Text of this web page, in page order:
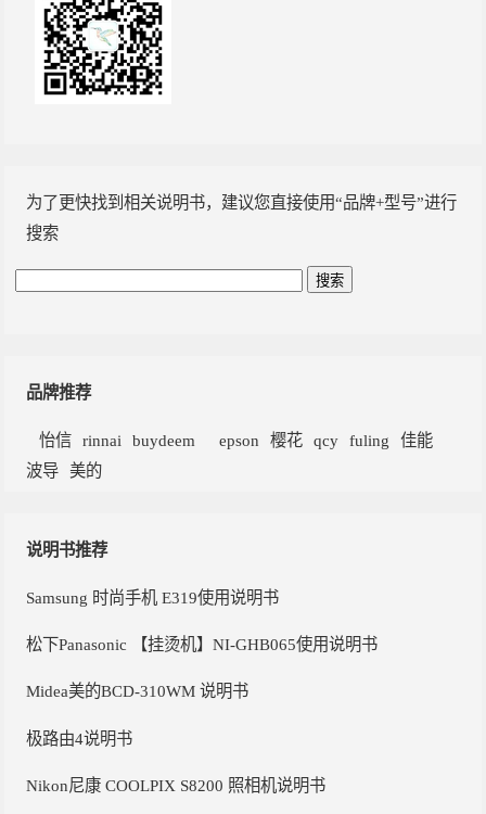
为了更快找到相关说明书，建议您直接使用“品牌+型号”进行
搜索
品牌推荐
怡信 rinnai buydeem epson 樱花 qcy fuling
佳能
波导
美的
说明书推荐
Samsung 时尚手机 E319使用说明书
松下Panasonic 【挂烫机】NI-GHB065使用说明书
Midea美的BCD-310WM 说明书
极路由4说明书
Nikon尼康 COOLPIX S8200 照相机说明书